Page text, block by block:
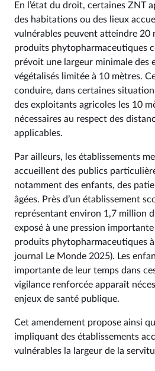
En l’état du droit, certaines ZNT
des habitations ou des lieux
vulnérables peuvent atteindre 20
produits phytopharmaceutiques
prévoit une largeur minimale des
végétalisés limitée à 10 mètres.
conduire, dans certaines
des exploitants agricoles les 10
nécessaires au respect des
applicables.
Par ailleurs, les établissements
accueillent des publics
notamment des enfants, des
âgées. Près d’un établissement
représentant environ 1,7 million
exposé à une pression importante
produits phytopharmaceutiques
journal Le Monde 2025). Les
importante de leur temps dans
vigilance renforcée apparaît
enjeux de santé publique.
Cet amendement propose ainsi
impliquant des établissements
vulnérables la largeur de la